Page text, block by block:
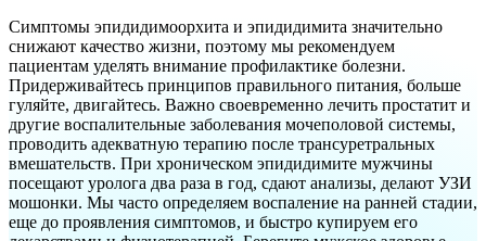
Симптомы эпидидимоорхита и эпидидимита значительно
снижают качество жизни, поэтому мы рекомендуем
пациентам уделять внимание профилактике болезни.
Придерживайтесь принципов правильного питания, больше
гуляйте, двигайтесь. Важно своевременно лечить простатит и
другие воспалительные заболевания мочеполовой системы,
проводить адекватную терапию после трансуретральных
вмешательств. При хроническом эпидидимите мужчины
посещают уролога два раза в год, сдают анализы, делают УЗИ
мошонки. Мы часто определяем воспаление на ранней стадии,
еще до проявления симптомов, и быстро купируем его